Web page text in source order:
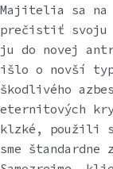
Majitelia sa
prečistiť svoju
ju do novej
išlo o novší
škodlivého
eternitových
klzké, použili
sme